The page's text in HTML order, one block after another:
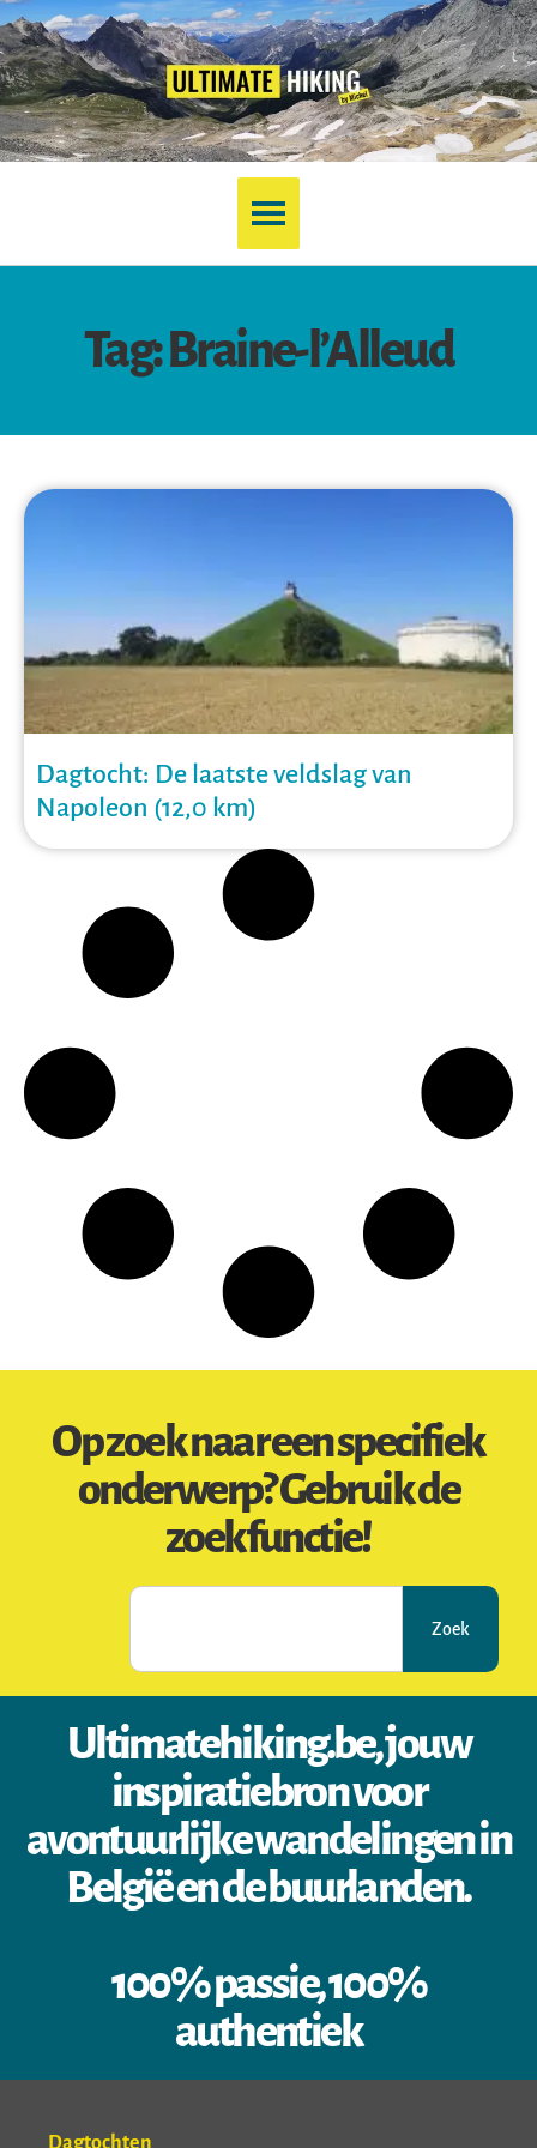
Tag: Braine-l’Alleud
Dagtocht: De laatste veldslag van
Napoleon (12,0 km)
Op zoek naar een specifiek
onderwerp? Gebruik de
zoekfunctie!
Zoek
Ultimatehiking.be, jouw
inspiratiebron voor
avontuurlijke wandelingen in
België en de buurlanden.
100% passie, 100%
authentiek
Dagtochten